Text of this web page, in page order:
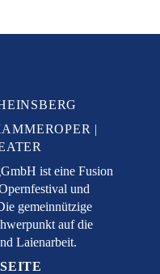
ist eine Fusion
und
gemeinnützige
auf die
Laienarbeit.